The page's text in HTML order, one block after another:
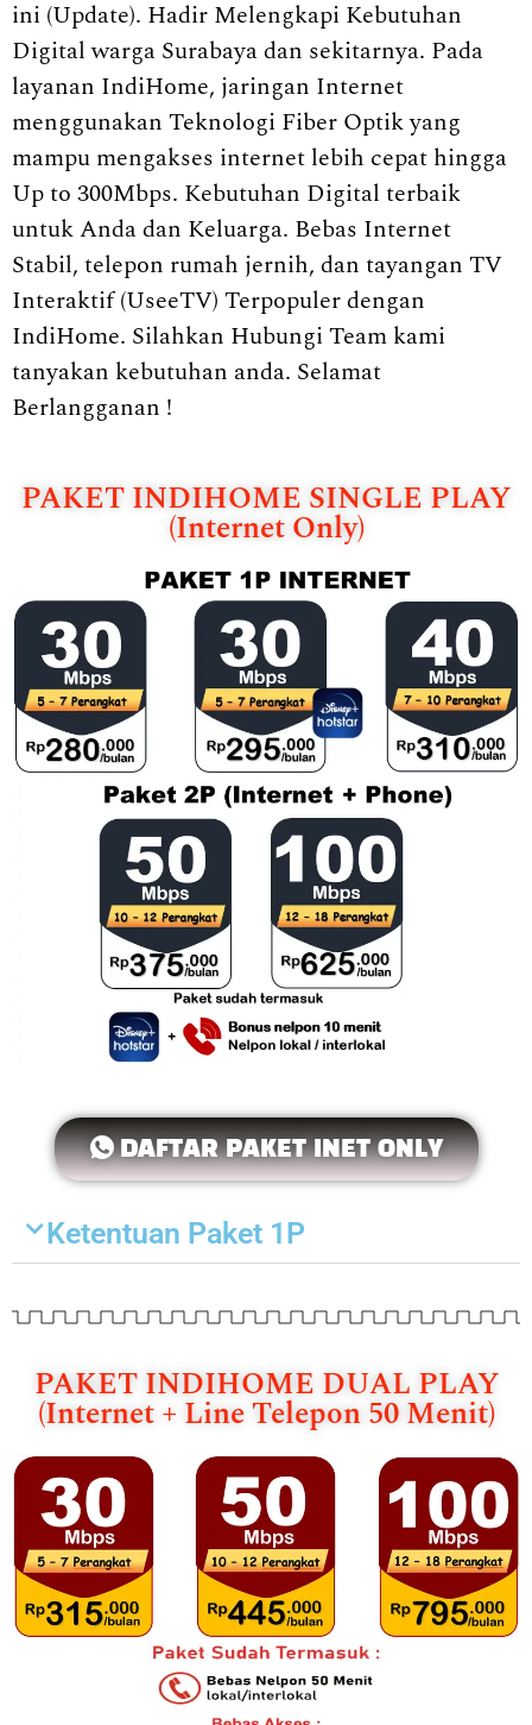
ini (Update). Hadir Melengkapi Kebutuhan
Digital warga Surabaya dan sekitarnya. Pada
layanan IndiHome, jaringan Internet
menggunakan Teknologi Fiber Optik yang
mampu mengakses internet lebih cepat hingga
Up to 300Mbps. Kebutuhan Digital terbaik
untuk Anda dan Keluarga. Bebas Internet
Stabil, telepon rumah jernih, dan tayangan TV
Interaktif (UseeTV) Terpopuler dengan
IndiHome. Silahkan Hubungi Team kami
tanyakan kebutuhan anda. Selamat
Berlangganan !
PAKET INDIHOME SINGLE PLAY
(Internet Only)
DAFTAR PAKET INET ONLY
Ketentuan Paket 1P
PAKET INDIHOME DUAL PLAY
(Internet + Line Telepon 50 Menit)